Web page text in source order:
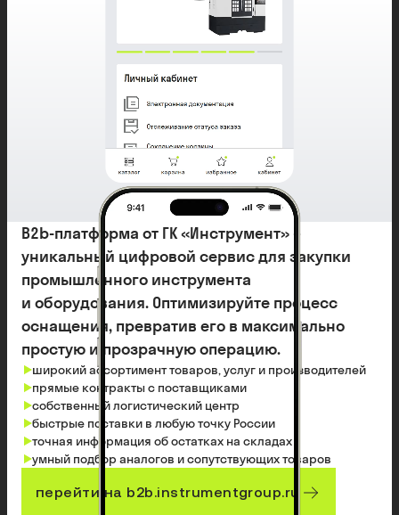
B2b-платформа от ГК «Инструмент» –
уникальный цифровой сервис для закупки
промышленного инструмента
и оборудования. Оптимизируйте процесс
оснащения, превратив его в максимально
простую и прозрачную операцию.
широкий ассортимент товаров, услуг и производителей
прямые контракты с поставщиками
собственный логистический центр
быстрые поставки в любую точку России
точная информация об остатках на складах
умный подбор аналогов и сопутствующих товаров
перейти на b2b.instrumentgroup.ru